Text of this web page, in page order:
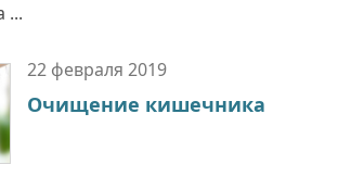
...
22 февраля 2019
Очищение кишечника